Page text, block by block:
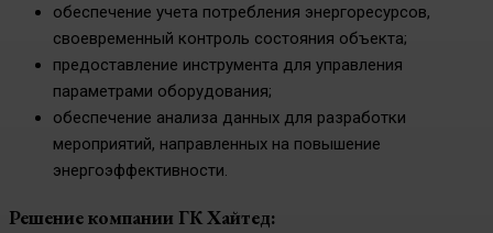
обеспечение учета потребления энергоресурсов,
своевременный контроль состояния объекта;
предоставление инструмента для управления
параметрами оборудования;
обеспечение анализа данных для разработки
мероприятий, направленных на повышение
энергоэффективности.
Решение компании ГК Хайтед: